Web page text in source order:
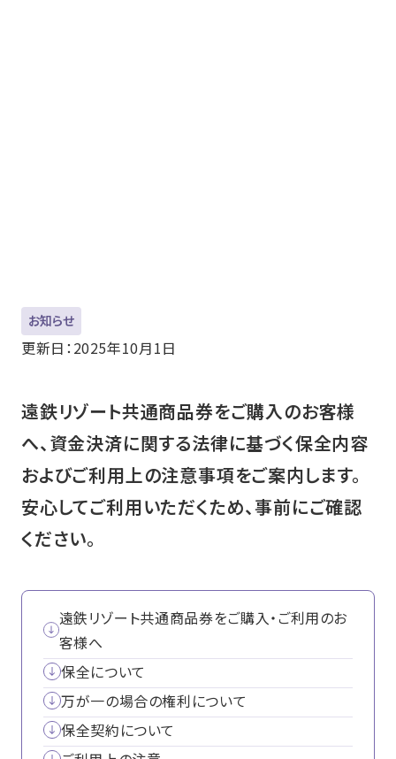
お知らせ
更新日：2025年10月1日
遠鉄リゾート共通商品券をご購入のお客様
へ、資金決済に関する法律に基づく保全内容
およびご利用上の注意事項をご案内します。
安心してご利用いただくため、事前にご確認
ください。
遠鉄リゾート共通商品券をご購入・ご利用のお
客様へ
保全について
万が一の場合の権利について
保全契約について